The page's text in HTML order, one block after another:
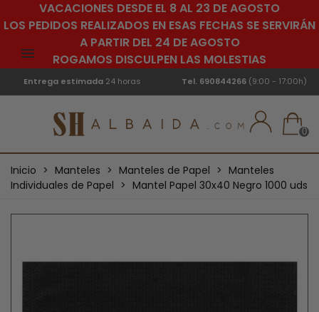
VACACIONES DESDE EL 8 AL 23 DE AGOSTO
LOS PEDIDOS REALIZADOS EN ESAS FECHAS SE SERVIRÁN
A PARTIR DEL 24 DE AGOSTO
ROGAMOS DISCULPEN LAS MOLESTIAS
Entrega estimada 24 horas Tel. 690844266 (9:00 - 17:00h)
0
Inicio > Manteles > Manteles de Papel > Manteles
Individuales de Papel > Mantel Papel 30x40 Negro 1000 uds